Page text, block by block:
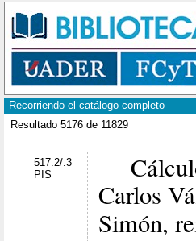
Recorriendo el catálogo completo
Resultado 5176 de 11829
517.2/.3
PIS
Carlos
Simón,